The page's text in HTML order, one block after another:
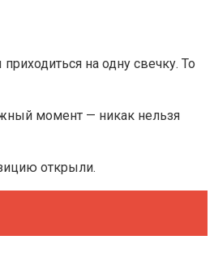
на одну свечку. То
момент — никак нельзя
открыли.